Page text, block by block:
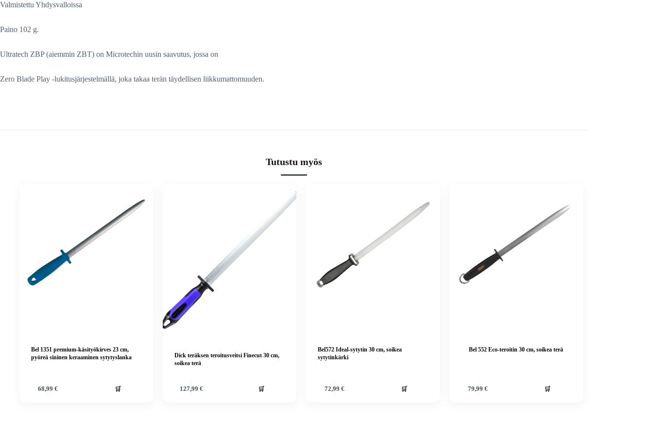
Valmistettu Yhdysvalloissa
Paino 102 g.
Ultratech ZBP (aiemmin ZBT) on Microtechin uusin saavutus, jossa on
Zero Blade Play -lukitusjärjestelmällä, joka takaa terän täydellisen liikkumattomuuden.
Tutustu myös
Bel 1351 premium-käsityökirves 23 cm,
pyöreä sininen keraaminen sytytyslanka
68,99€ 🛒
Dick teräksen teroitusveitsi Finecut 30 cm,
soikea terä
127,99 € 🛒
Bel572 Ideal-sytytin 30 cm, soikea
sytytinkärki
72,99 € 🛒
Bel 552 Eco-teroitin 30 cm, soikea terä
79,99 € 🛒